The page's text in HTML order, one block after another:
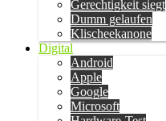
Gerechtigkeit siegt
Dumm gelaufen
Klischeekanone
Digital
Android
Apple
Google
Microsoft